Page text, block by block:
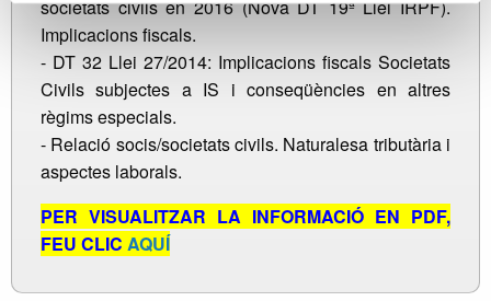
societats civils en 2016 (Nova DT 19ª Llei IRPF).
Implicacions fiscals.
- DT 32 Llei 27/2014: Implicacions fiscals Societats
Civils subjectes a IS i conseqüències en altres
règims especials.
- Relació socis/societats civils. Naturalesa tributària i
aspectes laborals.
PER VISUALITZAR LA INFORMACIÓ EN PDF,
FEU CLIC AQUÍ